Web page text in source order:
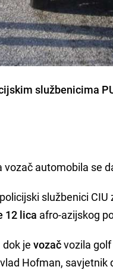
službenicima
automobila se
službenici
12 lica afro-azijskog
dok jevozačvozila
Hofman, savjetnik